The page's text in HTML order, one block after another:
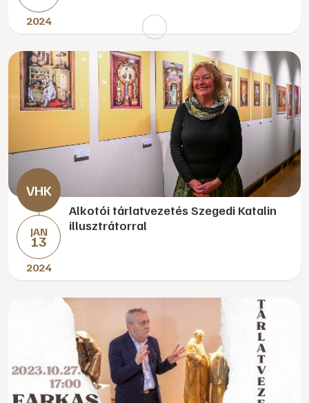
2024
JAN
13
2024
Alkotói tárlatvezetés Szegedi Katalin
illusztrátorral